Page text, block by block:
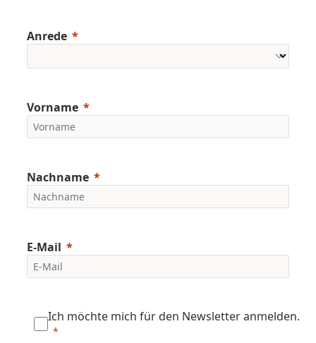
Anrede
Vorname
Nachname
E-Mail
Ich möchte mich für den Newsletter anmelden.